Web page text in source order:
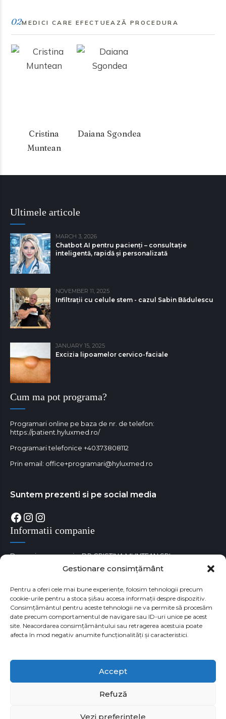
Gestionare consimțământ
Pentru a oferi cele mai bune experiențe, folosim tehnologii precum
cookie-urile pentru a stoca și/sau accesa informații despre dispozitiv.
Consimțământul pentru aceste tehnologii ne va permite să procesăm
date precum comportamentul de navigare sau ID-uri unice pe acest
site. Neacordarea consimțământului sau retragerea acestuia poate
afecta în mod negativ anumite funcționalități și caracteristici.
Accept
Refuză
Vezi preferințele
02MEDICI CARE EFECTUEAZĂ PROCEDURA
Cristina
Muntean
Daiana Sgondea
Ultimele articole
MARCH 3, 2026
Chatbot AI pentru pacienți – consultație
inteligentă, rapidă și personalizată
NOVEMBER 11, 2025
Infiltrații cu celule stem - cazul Sabin Bǎdulescu
JANUARY 15, 2025
Excizia lipoamelor cervico-faciale
Cum ma pot programa?
Programari online pe baza de nr. de telefon:
https://patient.hyluxmed.ro/
Programari telefonice +40373808112
Prin email: office+programari@hyluxmed.ro
Suntem prezenti si pe social media
Facebook
Instagram
Instagram
Informatii companie
Denumire companie: DR CRISTINA MUNTEAN SRL
Cod unic de identificare fiscala: RO38180529
Numar Registrul Comertului: J35/3650/05.09.2017
Copyright by HYLUXMED @2024. All rights reserved.